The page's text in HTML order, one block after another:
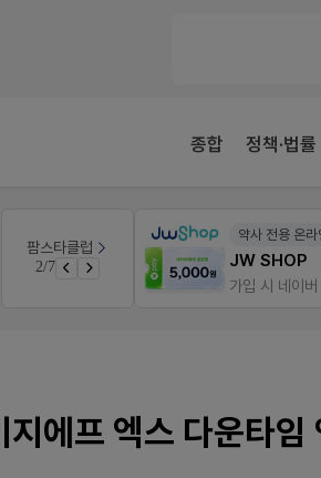
종합 정책·법률
팜스타클럽
2/7 우리 가족 다양한 상처엔 비아핀!
약사 전용 온라
JW SHOP
지에프 엑스 다운타임